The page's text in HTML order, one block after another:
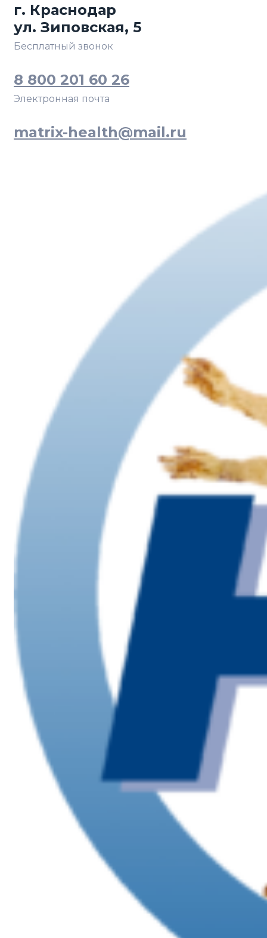
г. Краснодар
ул. Зиповская, 5
Бесплатный звонок
8 800 201 60 26
Электронная почта
matrix-health@mail.ru